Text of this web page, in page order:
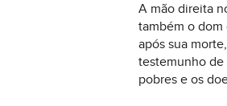
A mão direita
também o dom
após sua
testemunho de
pobres e os